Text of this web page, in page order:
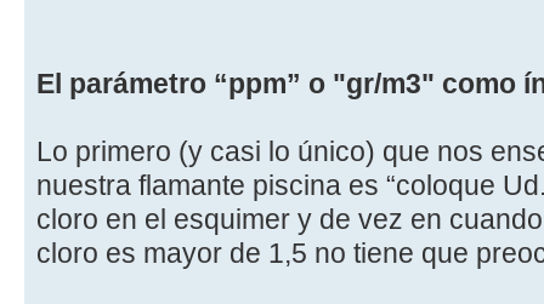
El parámetro “ppm” o "gr/m3" como
Lo primero (y casi lo único) que nos
nuestra flamante piscina es “coloque
cloro en el esquimer y de vez en
cloro es mayor de 1,5 no tiene que